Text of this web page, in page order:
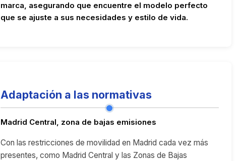
marca, asegurando que encuentre el modelo perfecto
que se ajuste a sus necesidades y estilo de vida.
Adaptación a las normativas
Madrid Central, zona de bajas emisiones
Con las restricciones de movilidad en Madrid cada vez más
presentes, como Madrid Central y las Zonas de Bajas